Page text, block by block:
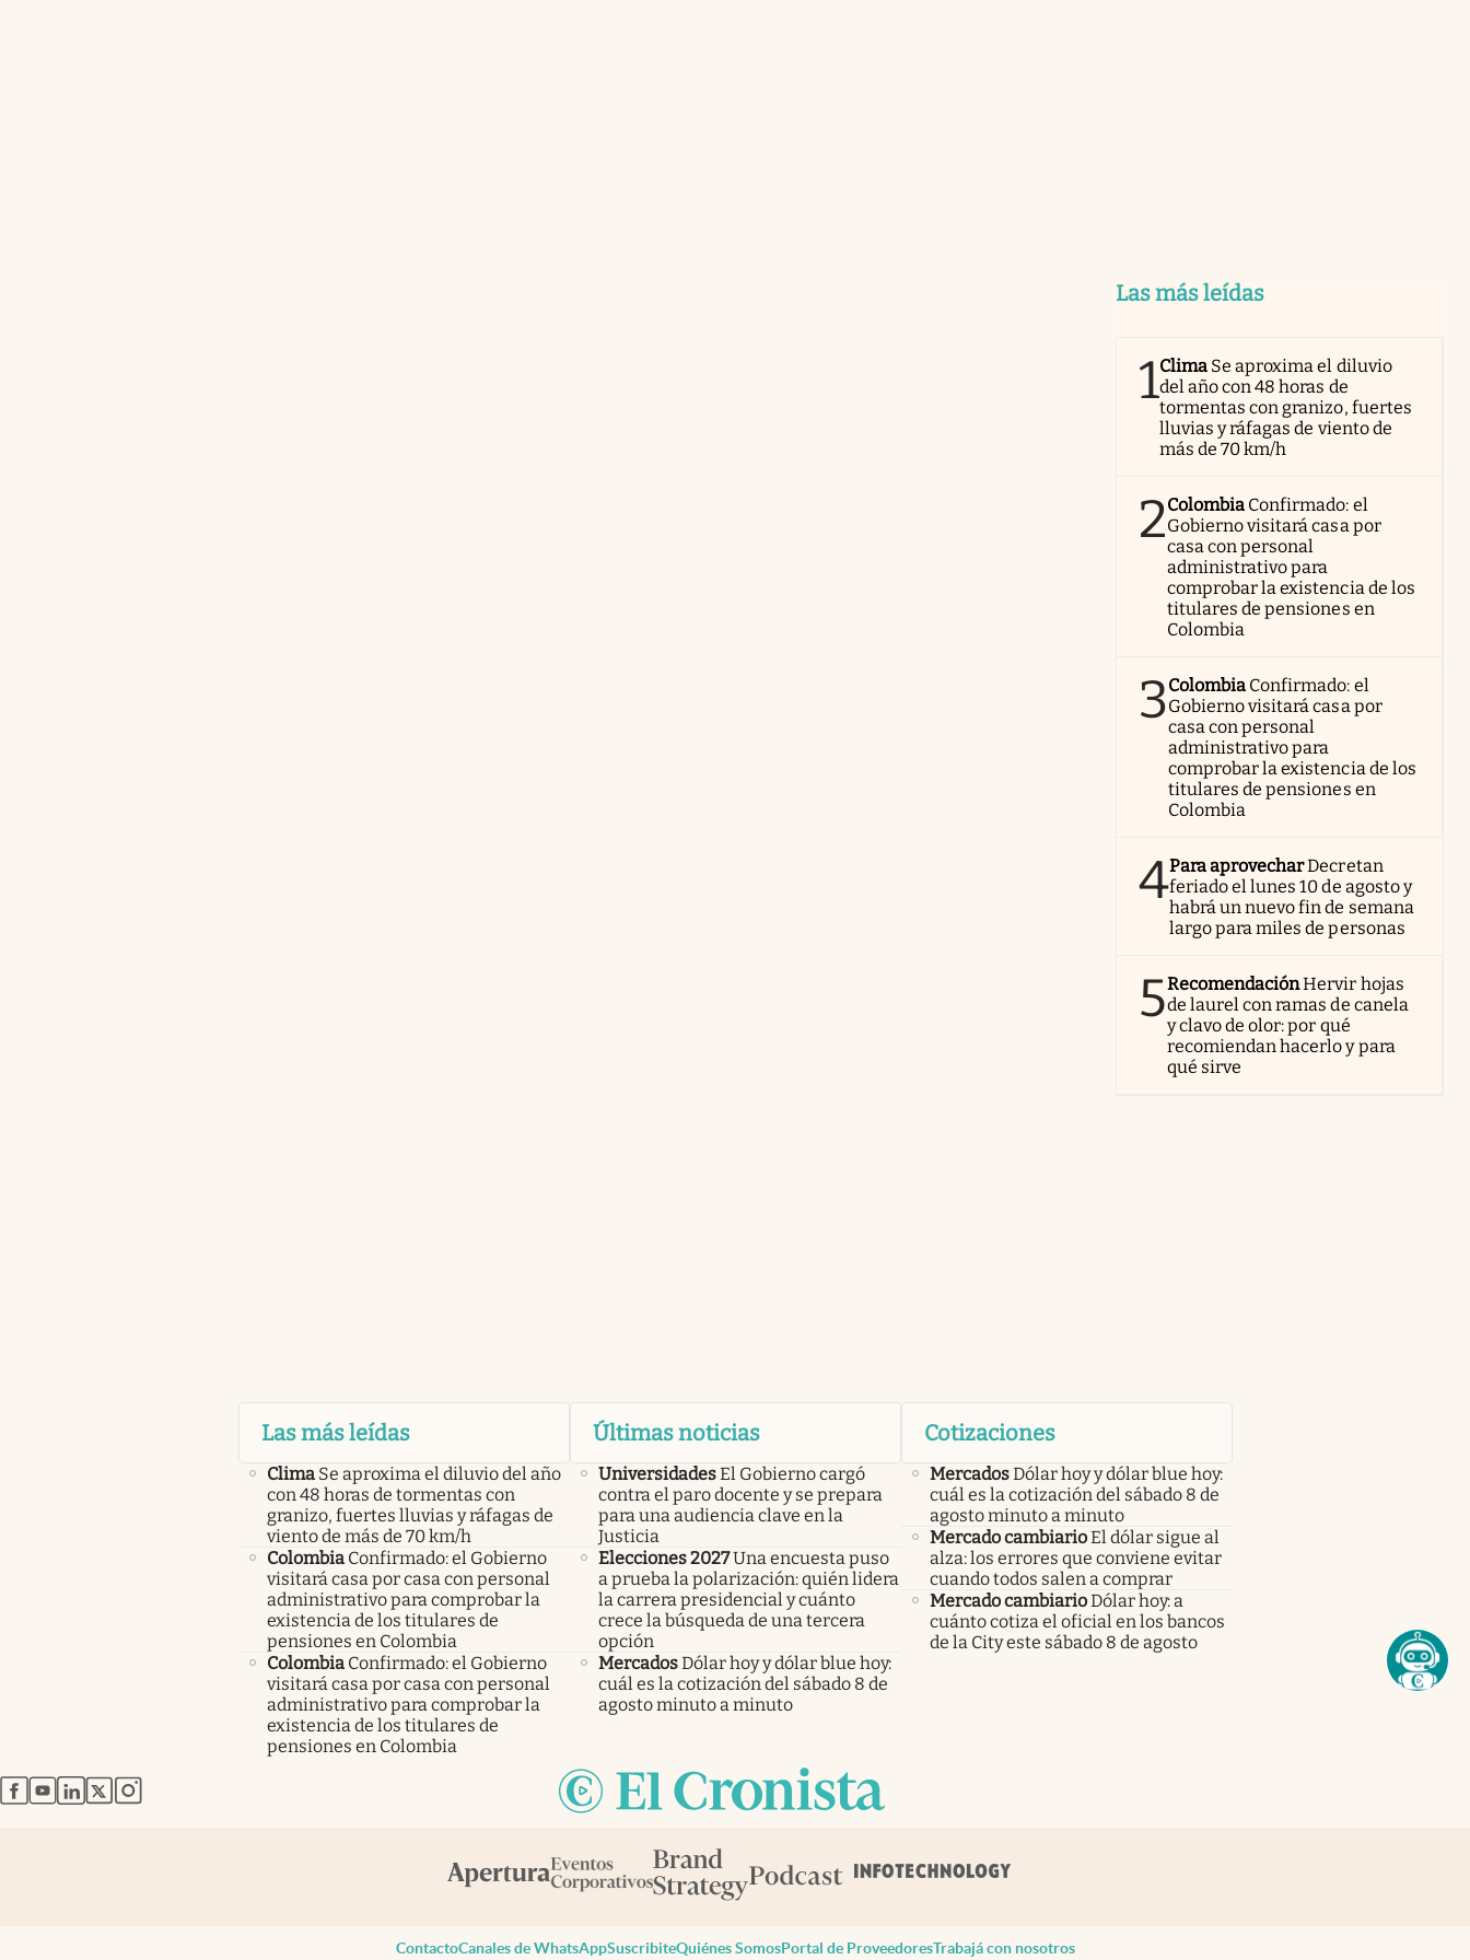
Las más leídas
1Clima Se aproxima el diluvio
del año con 48 horas de
tormentas con granizo, fuertes
lluvias y ráfagas de viento de
más de 70 km/h
2Colombia Confirmado: el
Gobierno visitará casa por
casa con personal
administrativo para
comprobar la existencia de los
titulares de pensiones en
Colombia
3Colombia Confirmado: el
Gobierno visitará casa por
casa con personal
administrativo para
comprobar la existencia de los
titulares de pensiones en
Colombia
4Para aprovecharDecretan
feriado el lunes 10 de agosto y
habrá un nuevo fin de semana
largo para miles de personas
5RecomendaciónHervir hojas
de laurel con ramas de canela
y clavo de olor: por qué
recomiendan hacerlo y para
qué sirve
Las más leídas
Clima Se aproxima el diluvio del año
con 48 horas de tormentas con
granizo, fuertes lluvias y ráfagas de
viento de más de 70 km/h
Colombia Confirmado: el Gobierno
visitará casa por casa con personal
administrativo para comprobar la
existencia de los titulares de
pensiones en Colombia
Colombia Confirmado: el Gobierno
visitará casa por casa con personal
administrativo para comprobar la
existencia de los titulares de
pensiones en Colombia
Últimas noticias
UniversidadesEl Gobierno cargó
contra el paro docente y se prepara
para una audiencia clave en la
Justicia
Elecciones 2027Una encuesta puso
a prueba la polarización: quién lidera
la carrera presidencial y cuánto
crece la búsqueda de una tercera
opción
MercadosDólar hoy y dólar blue hoy:
cuál es la cotización del sábado 8 de
agosto minuto a minuto
Cotizaciones
MercadosDólar hoy y dólar blue hoy:
cuál es la cotización del sábado 8 de
agosto minuto a minuto
Mercado cambiarioEl dólar sigue al
alza: los errores que conviene evitar
cuando todos salen a comprar
Mercado cambiarioDólar hoy: a
cuánto cotiza el oficial en los bancos
de la City este sábado 8 de agosto
abre en nueva pestaña
abre en nueva pestaña
abre en nueva pestaña
abre en nueva pestaña
abre en nueva pestaña
ContactoCanales de WhatsAppSuscribiteQuiénes SomosPortal de ProveedoresTrabajá con nosotros